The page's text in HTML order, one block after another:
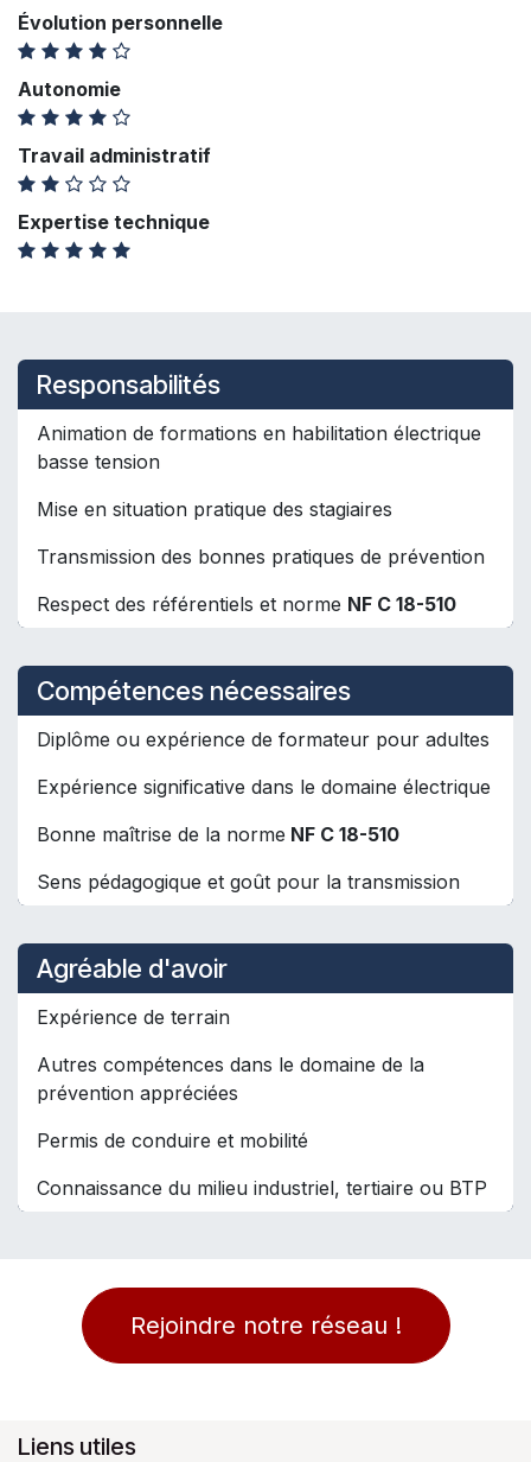
Évolution personnelle
Autonomie
Travail administratif
Expertise technique
Responsabilités
Animation de formations en habilitation électrique
basse tension
Mise en situation pratique des stagiaires
Transmission des bonnes pratiques de prévention
Respect des référentiels et norme NF C 18-510
Compétences nécessaires
Diplôme ou expérience de formateur pour adultes
Expérience significative dans le domaine électrique
Bonne maîtrise de la norme NF C 18-510
Sens pédagogique et goût pour la transmission
Agréable d'avoir
Expérience de terrain
Autres compétences dans le domaine de la
prévention appréciées
Permis de conduire et mobilité
Connaissance du milieu industriel, tertiaire ou BTP
Rejoindre notre réseau !
Liens utiles